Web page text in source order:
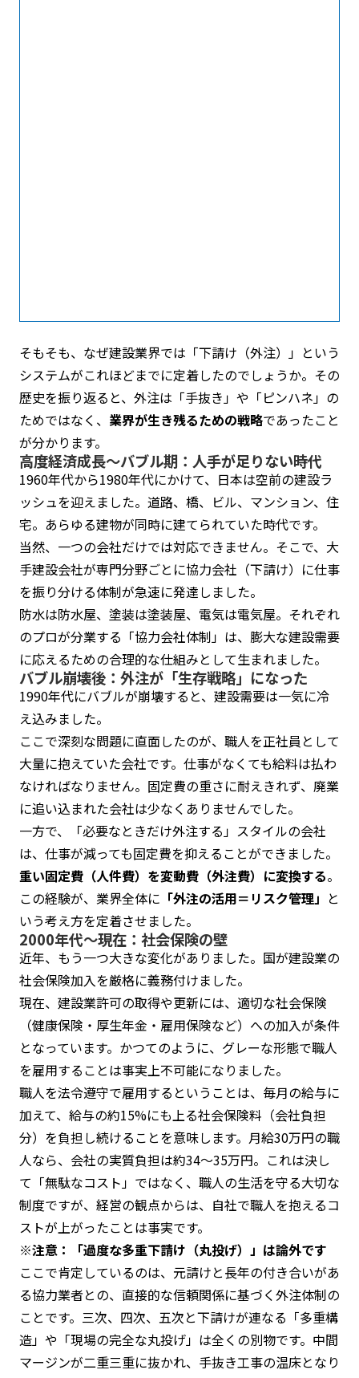
そもそも、なぜ建設業界では「下請け（外注）」という
システムがこれほどまでに定着したのでしょうか。その
歴史を振り返ると、外注は「手抜き」や「ピンハネ」の
ためではなく、 業界が生き残るための戦略であったこと
が分かります。
高度経済成長〜バブル期：人手が足りない時代
1960年代から1980年代にかけて、日本は空前の建設ラ
ッシュを迎えました。道路、橋、ビル、マンション、住
宅。あらゆる建物が同時に建てられていた時代です。
当然、一つの会社だけでは対応できません。そこで、大
手建設会社が専門分野ごとに協力会社（下請け）に仕事
を振り分ける体制が急速に発達しました。
防水は防水屋、塗装は塗装屋、電気は電気屋。それぞれ
のプロが分業する「協力会社体制」は、膨大な建設需要
に応えるための合理的な仕組みとして生まれました。
バブル崩壊後：外注が「生存戦略」になった
1990年代にバブルが崩壊すると、建設需要は一気に冷
え込みました。
ここで深刻な問題に直面したのが、職人を正社員として
大量に抱えていた会社です。仕事がなくても給料は払わ
なければなりません。固定費の重さに耐えきれず、廃業
に追い込まれた会社は少なくありませんでした。
一方で、「必要なときだけ外注する」スタイルの会社
は、仕事が減っても固定費を抑えることができました。
重い固定費（人件費）を変動費（外注費）に変換する。
この経験が、業界全体に 「外注の活用＝リスク管理」 と
いう考え方を定着させました。
2000年代〜現在：社会保険の壁
近年、もう一つ大きな変化がありました。国が建設業の
社会保険加入を厳格に義務付けました。
現在、建設業許可の取得や更新には、適切な社会保険
（健康保険・厚生年金・雇用保険など）への加入が条件
となっています。かつてのように、グレーな形態で職人
を雇用することは事実上不可能になりました。
職人を法令遵守で雇用するということは、毎月の給与に
加えて、給与の約15%にも上る社会保険料（会社負担
分）を負担し続けることを意味します。月給30万円の職
人なら、会社の実質負担は約34〜35万円。これは決し
て「無駄なコスト」ではなく、職人の生活を守る大切な
制度ですが、経営の観点からは、自社で職人を抱えるコ
ストが上がったことは事実です。
※注意：「過度な多重下請け（丸投げ）」は論外です
ここで肯定しているのは、元請けと長年の付き合いがあ
る協力業者との、直接的な信頼関係に基づく外注体制の
ことです。三次、四次、五次と下請けが連なる「多重構
造」や「現場の完全な丸投げ」は全くの別物です。中間
マージンが二重三重に抜かれ、手抜き工事の温床となり